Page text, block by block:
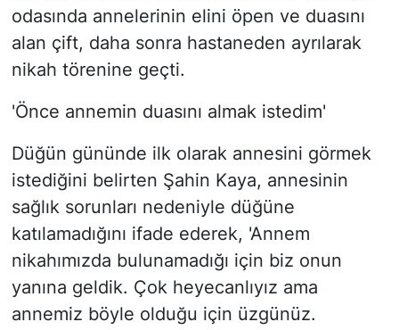
odasında annelerinin elini öpen ve duasını
alan çift, daha sonra hastaneden ayrılarak
nikah törenine geçti.
'Önce annemin duasını almak istedim'
Düğün gününde ilk olarak annesini görmek
istediğini belirten Şahin Kaya, annesinin
sağlık sorunları nedeniyle düğüne
katılamadığını ifade ederek, 'Annem
nikahımızda bulunamadığı için biz onun
yanına geldik. Çok heyecanlıyız ama
annemiz böyle olduğu için üzgünüz.